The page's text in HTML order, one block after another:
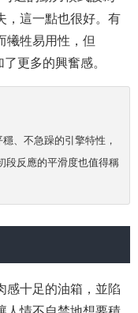
，這一點也很好。有
犧牲易用性，但
更多的興奮感。
、不急躁的引擎特性，
段反應的平滑度也值得稱
感十足的油箱，並陷